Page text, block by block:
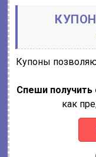
Купоны
Спеши получить
как